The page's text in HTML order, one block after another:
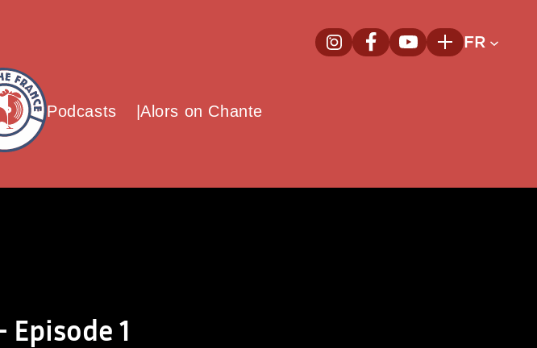
InstagramNouvelle fenêtre
FacebookNouvelle fenêtre
YoutubeNouvelle
PlusFR
France – Back to homepage
Podcasts Alors on Chante
1